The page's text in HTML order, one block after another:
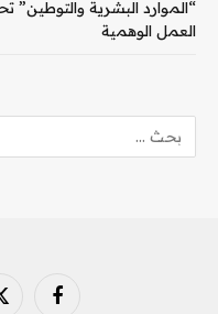
“الموارد البشرية
العمل الوهمية
فيسبوك